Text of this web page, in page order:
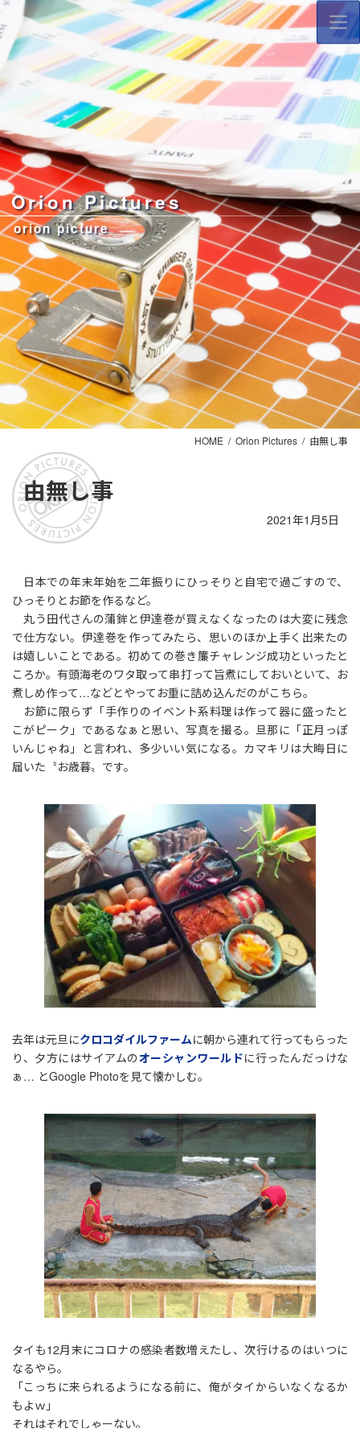
コ
ン
テ
ン
へ
ッ
プ
ナ
ビ
ゲ
ー
ョ
移
動
Orion Pictures
HOME Orion Pictures 由無し事
由無し事
2021年1月5日
日本での年末年始を二年振りにひっそりと自宅で過ごすので、
ひっそりとお節を作るなど。
丸う田代さんの蒲鉾と伊達巻が買えなくなったのは大変に残念
で仕方ない。伊達巻を作ってみたら、思いのほか上手く出来たの
は嬉しいことである。初めての巻き簾チャレンジ成功といったと
ころか。有頭海老のワタ取って串打って旨煮にしておいといて、お
煮しめ作って…などとやってお重に詰め込んだのがこちら。
お節に限らず「手作りのイベント系料理は作って器に盛ったと
こがピーク」であるなぁと思い、写真を撮る。旦那に「正月っぽ
いんじゃね」と言われ、多少いい気になる。カマキリは大晦日に
届いた〝お歳暮〟です。
去年は元旦にクロコダイルファームに朝から連れて行ってもらった
り、夕方にはサイアムのオーシャンワールドに行ったんだっけな
ぁ… とGoogle Photoを見て懐かしむ。
タイも12月末にコロナの感染者数増えたし、次行けるのはいつに
なるやら。
「こっちに来られるようになる前に、俺がタイからいなくなるか
もよｗ」
それはそれでしゃーない。